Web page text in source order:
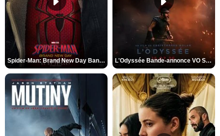
Spider-Man: Brand New Day Bande-annonce VO STFR L'Odyssée Bande-annonce VO STFR